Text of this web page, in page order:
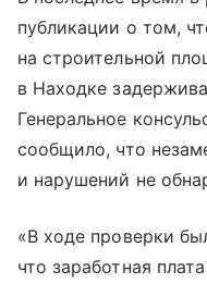
публикации о том,
на строительной
в Находке
Генеральное
сообщило, что
и нарушений не
«В ходе проверки
что заработная